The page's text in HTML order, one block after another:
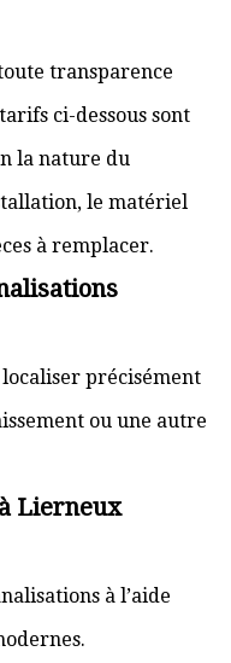
transparence
ci-dessous sont
la nature du
le matériel
à remplacer.
précisément
ou une autre
Lierneux
à l’aide